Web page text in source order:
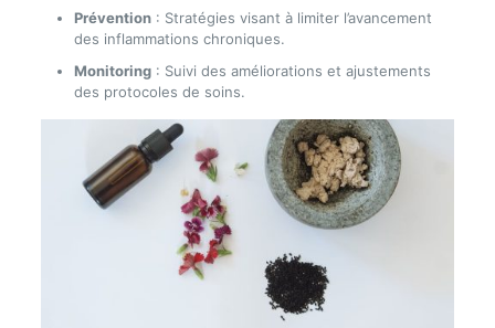
Prévention: Stratégies visant à limiter l’avancement
des inflammations chroniques.
Monitoring: Suivi des améliorations et ajustements
des protocoles de soins.